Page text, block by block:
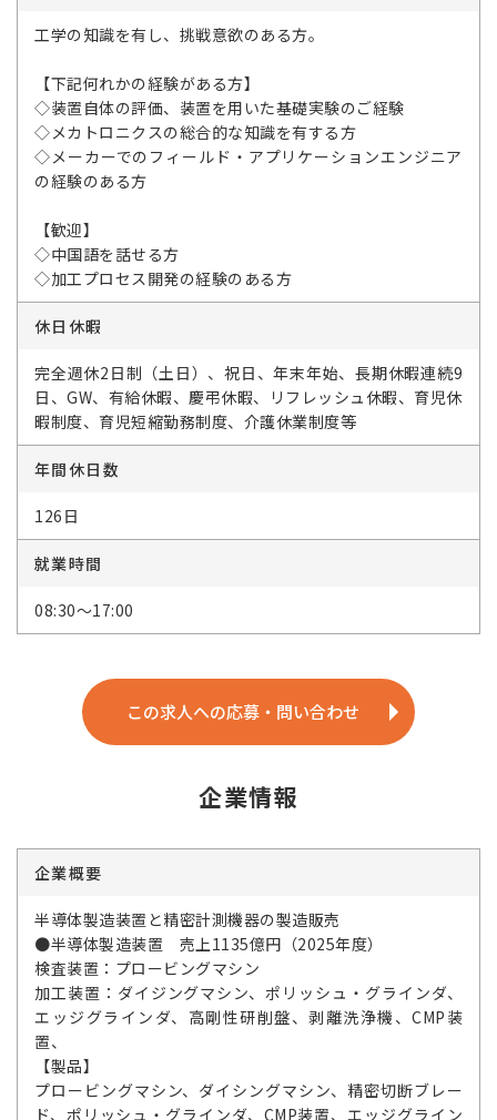
工学の知識を有し、挑戦意欲のある方。
【下記何れかの経験がある方】
◇装置自体の評価、装置を用いた基礎実験のご経験
◇メカトロニクスの総合的な知識を有する方
◇メーカーでのフィールド・アプリケーションエンジニア
の経験のある方
【歓迎】
◇中国語を話せる方
◇加工プロセス開発の経験のある方
休日休暇
完全週休2日制（土日）、祝日、年末年始、長期休暇連続9
日、GW、有給休暇、慶弔休暇、リフレッシュ休暇、育児休
暇制度、育児短縮勤務制度、介護休業制度等
年間休日数
126日
就業時間
08:30～17:00
この求人への応募・問い合わせ
企業情報
企業概要
半導体製造装置と精密計測機器の製造販売
●半導体製造装置 売上1135億円（2025年度）
検査装置：プロービングマシン
加工装置：ダイジングマシン、ポリッシュ・グラインダ、
エッジグラインダ、高剛性研削盤、剥離洗浄機、CMP装
置、
【製品】
プロービングマシン、ダイシングマシン、精密切断ブレー
ド、ポリッシュ・グラインダ、CMP装置、エッジグライン